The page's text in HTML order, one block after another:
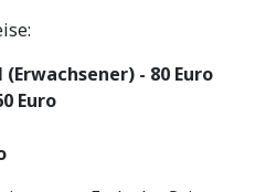
- 80 Euro
Euro